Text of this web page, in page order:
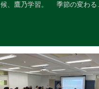
候、鷹乃学習。 季節の変わ
READ MORE